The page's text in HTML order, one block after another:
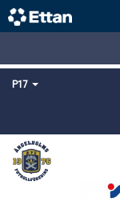
P17
HEM
NYHETER